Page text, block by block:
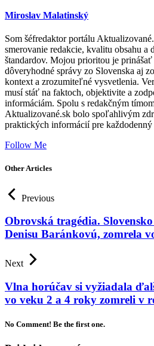
Miroslav Malatinský
Som šéfredaktor portálu
smerovanie redakcie, kvalitu obsahu a
štandardov. Mojou prioritou je
dôveryhodné správy zo Slovenska aj
kontext a zrozumiteľné vysvetlenia.
musí stáť na faktoch, objektivite a
informáciám. Spolu s redakčným
Aktualizované.sk bolo spoľahlivým
praktických informácií pre
Follow Me
Other Articles
Previous
Obrovská tragédia.
Denisu Baránkovú, zomrela
Next
Vlna horúčav si vyžiadala
vo veku 2 a 4 roky zomreli v
No Comment! Be the first one.